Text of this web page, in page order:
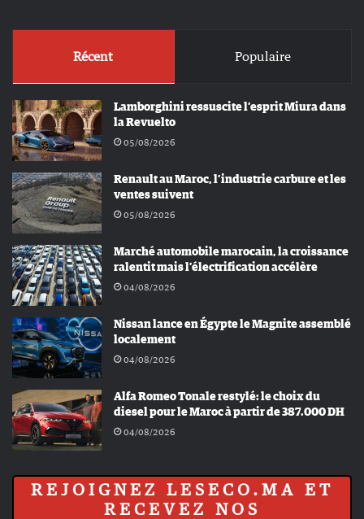
Récent Populaire
Lamborghini ressuscite l’esprit Miura dans
la Revuelto
05/08/2026
Renault au Maroc, l’industrie carbure et les
ventes suivent
05/08/2026
Marché automobile marocain, la croissance
ralentit mais l’électrification accélère
04/08/2026
Nissan lance en Égypte le Magnite assemblé
localement
04/08/2026
Alfa Romeo Tonale restylé: le choix du
diesel pour le Maroc à partir de 387.000 DH
04/08/2026
REJOIGNEZ LESECO.MA ET
RECEVEZ NOS